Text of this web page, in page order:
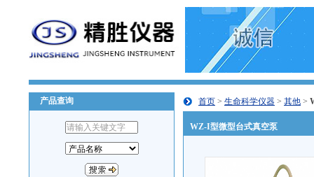
产品查询 首页 > 生命科学仪器 > 其他 >
WZ-I型微型台式真空泵